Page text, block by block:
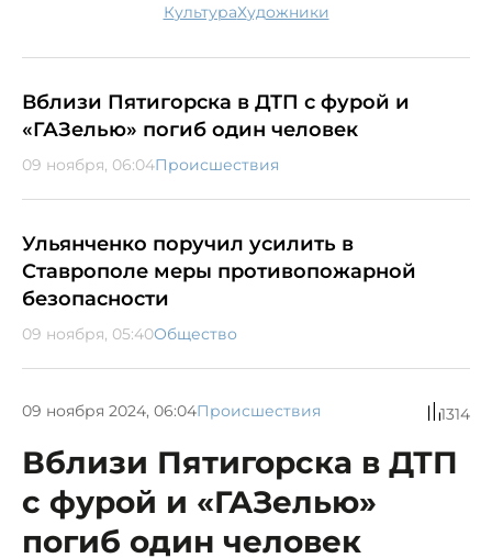
культура художники
Вблизи Пятигорска в ДТП с фурой и
«ГАЗелью» погиб один человек
09 ноября, 06:04Происшествия
Ульянченко поручил усилить в
Ставрополе меры противопожарной
безопасности
09 ноября, 05:40Общество
09 ноября 2024, 06:04Происшествия 1314
Вблизи Пятигорска в ДТП
с фурой и «ГАЗелью»
погиб один человек